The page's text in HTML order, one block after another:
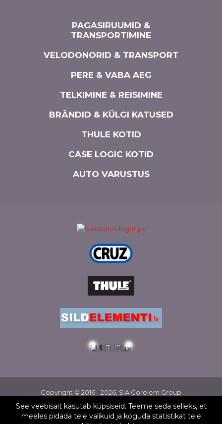
PAGASIRUUMID &
TRANSPORTIMINE
VELODONORID & TRANSPORT
PERE & VABA AEG
TELKIMINE & REISIMINE
BRÄNDID & KÜLGI KATUSED
THULE KOTID
CASE LOGIC KOTID
AUTO VARUSTUS
Copyright © 2016 - 2026, SIA Corelem Group
Veebisaidi arendamine WEBstyle.lv
Jekaterina Jekaterina ✕
See veebisait kasutab küpsiseid. Teeme seda selleks, et
meeles pidada teie valikuid ja koguda statistikat teie